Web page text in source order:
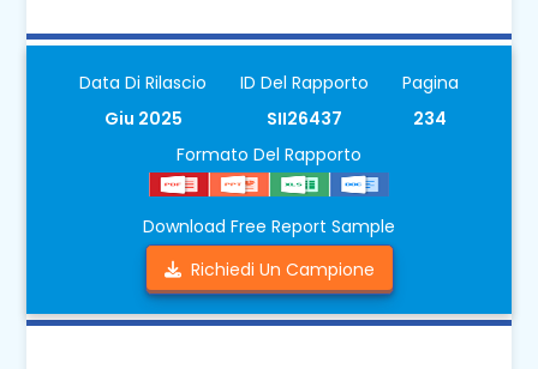
Data Di Rilascio
Giu 2025
ID Del Rapporto
SII26437
Pagina
234
Formato Del Rapporto
Download Free Report Sample
Richiedi Un Campione